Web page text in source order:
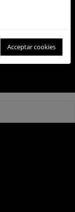
Acceptar cookies